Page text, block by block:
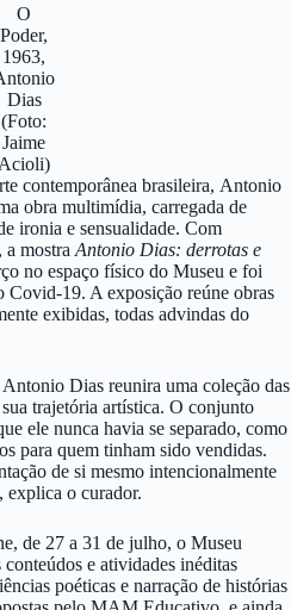
O
Poder,
1963,
Dias
(Foto:
Jaime
Acioli)
contemporânea brasileira, Antonio
obra multimídia, carregada de
ironia e sensualidade. Com
mostra Antonio Dias: derrotas e
no espaço físico do Museu e foi
Covid-19. A exposição reúne obras
exibidas, todas advindas do
Dias reunira uma coleção das
trajetória artística. O conjunto
ele nunca havia se separado, como
para quem tinham sido vendidas.
de si mesmo intencionalmente
explica o curador.
de 27 a 31 de julho, o Museu
e atividades inéditas
poéticas e narração de histórias